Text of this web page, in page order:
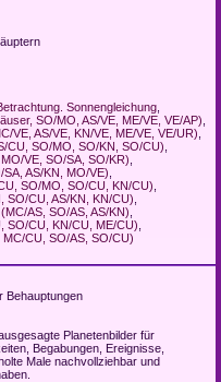
Sonnengleichung,
SO/MO, AS/VE, ME/VE, VE/AP)
VE, AS/VE, KN/VE, ME/VE, VE/UR)
CU, SO/MO, SO/KN, SO/CU)
VE, SO/SA, SO/KR)
AS/KN, MO/VE)
SO/MO, SO/CU, KN/CU)
SO/CU, AS/KN, KN/CU)
AS, SO/AS, AS/KN)
SO/CU, KN/CU, ME/CU)
CU, SO/AS, SO/CU)
Behauptungen
Planetenbilder für
Begabungen, Ereignisse,
Male nachvollziehbar und